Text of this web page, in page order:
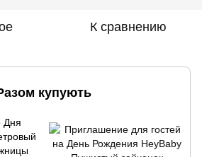
К сравнению
купують